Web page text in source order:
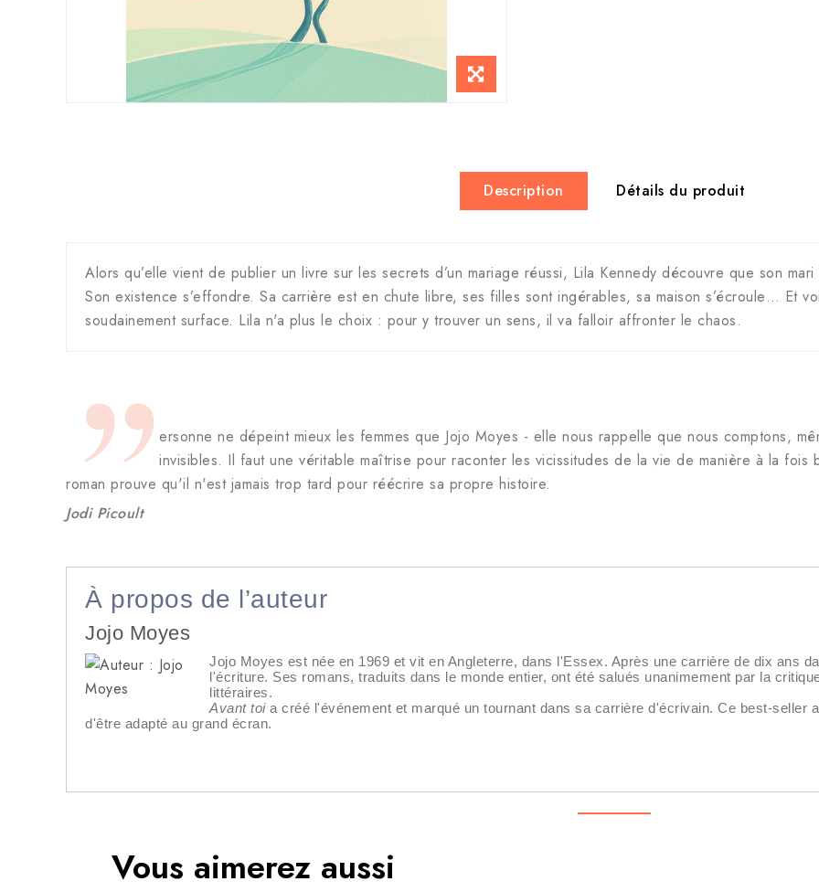
Description Détails du produit
Alors qu’elle vient de publier un livre sur les secrets d’un mariage réussi, Lila Kennedy découvre que son
Son existence s’effondre. Sa carrière est en chute libre, ses filles sont ingérables, sa maison s’écroule… Et
soudainement surface. Lila n'a plus le choix : pour y trouver un sens, il va falloir affronter le chaos.
ersonne ne dépeint mieux les femmes que Jojo Moyes - elle nous rappelle que nous comptons,
invisibles. Il faut une véritable maîtrise pour raconter les vicissitudes de la vie de manière à la
roman prouve qu'il n'est jamais trop tard pour réécrire sa propre histoire.
Jodi Picoult
À propos de l’auteur
Jojo Moyes
Jojo Moyes est née en 1969 et vit en Angleterre, dans l'Essex. Après une carrière de dix ans
l'écriture. Ses romans, traduits dans le monde entier, ont été salués unanimement par la
littéraires.
Avant toi a créé l'événement et marqué un tournant dans sa carrière d'écrivain. Ce best-seller
d'être adapté au grand écran.
Vous aimerez aussi